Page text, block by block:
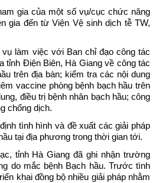
gia của một số vụ/cục chức năng
gia đến từ Viện Vệ sinh dịch tễ TW,
làm việc với Ban chỉ đạo công tác
tỉnh Điện Biên, Hà Giang về công tác
trên địa bàn; kiểm tra các nội dung
vaccine phòng bệnh bạch hầu trên
điều trị bệnh nhân bạch hầu; công
chống dịch.
tình hình và đề xuất các giải pháp
tại địa phương trong thời gian tới.
tỉnh Hà Giang đã ghi nhận trường
do mắc bệnh Bạch hầu. Trước tình
khai đồng bộ nhiều giải pháp nhằm